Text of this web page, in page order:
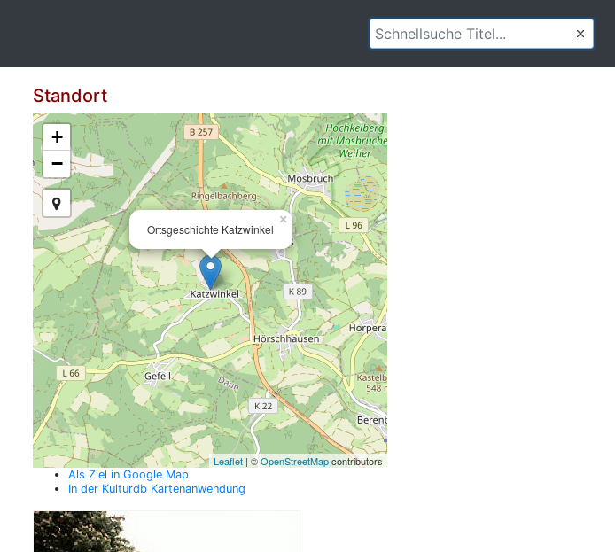
Standort
Ortsgeschichte Katzwinkel
×
+
−
Leaflet | ©OpenStreetMapcontributors
Als Ziel in Google Map
In der Kulturdb Kartenanwendung